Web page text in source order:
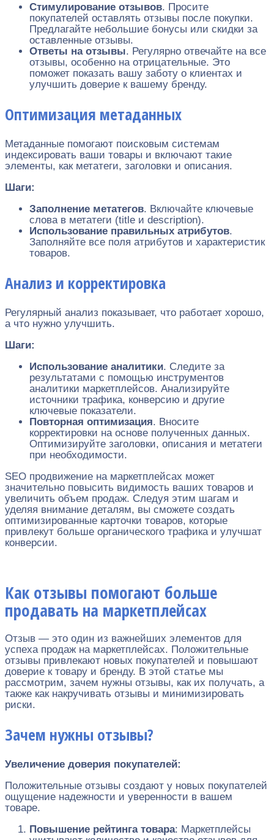
Стимулирование отзывов. Просите
покупателей оставлять отзывы после покупки.
Предлагайте небольшие бонусы или скидки за
оставленные отзывы.
Ответы на отзывы. Регулярно отвечайте на все
отзывы, особенно на отрицательные. Это
поможет показать вашу заботу о клиентах и
улучшить доверие к вашему бренду.
Оптимизация метаданных
Метаданные помогают поисковым системам
индексировать ваши товары и включают такие
элементы, как метатеги, заголовки и описания.
Шаги:
Заполнение метатегов. Включайте ключевые
слова в метатеги (title и description).
Использование правильных атрибутов.
Заполняйте все поля атрибутов и характеристик
товаров.
Анализ и корректировка
Регулярный анализ показывает, что работает хорошо,
а что нужно улучшить.
Шаги:
Использование аналитики. Следите за
результатами с помощью инструментов
аналитики маркетплейсов. Анализируйте
источники трафика, конверсию и другие
ключевые показатели.
Повторная оптимизация. Вносите
корректировки на основе полученных данных.
Оптимизируйте заголовки, описания и метатеги
при необходимости.
SEO продвижение на маркетплейсах может
значительно повысить видимость ваших товаров и
увеличить объем продаж. Следуя этим шагам и
уделяя внимание деталям, вы сможете создать
оптимизированные карточки товаров, которые
привлекут больше органического трафика и улучшат
конверсии.
Как отзывы помогают больше
продавать на маркетплейсах
Отзыв — это один из важнейших элементов для
успеха продаж на маркетплейсах. Положительные
отзывы привлекают новых покупателей и повышают
доверие к товару и бренду. В этой статье мы
рассмотрим, зачем нужны отзывы, как их получать, а
также как накручивать отзывы и минимизировать
риски.
Зачем нужны отзывы?
Увеличение доверия покупателей:
Положительные отзывы создают у новых покупателей
ощущение надежности и уверенности в вашем
товаре.
Повышение рейтинга товара: Маркетплейсы